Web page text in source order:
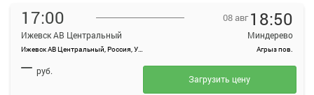
17:00
Ижевск АВ Центральный
Ижевск АВ Центральный, Россия, Удмуртская Республика, Ижевск, Красноармейская ул, 134А
08 авг 18:50
Миндерево
Агрыз пов.
— руб.
Загрузить цену